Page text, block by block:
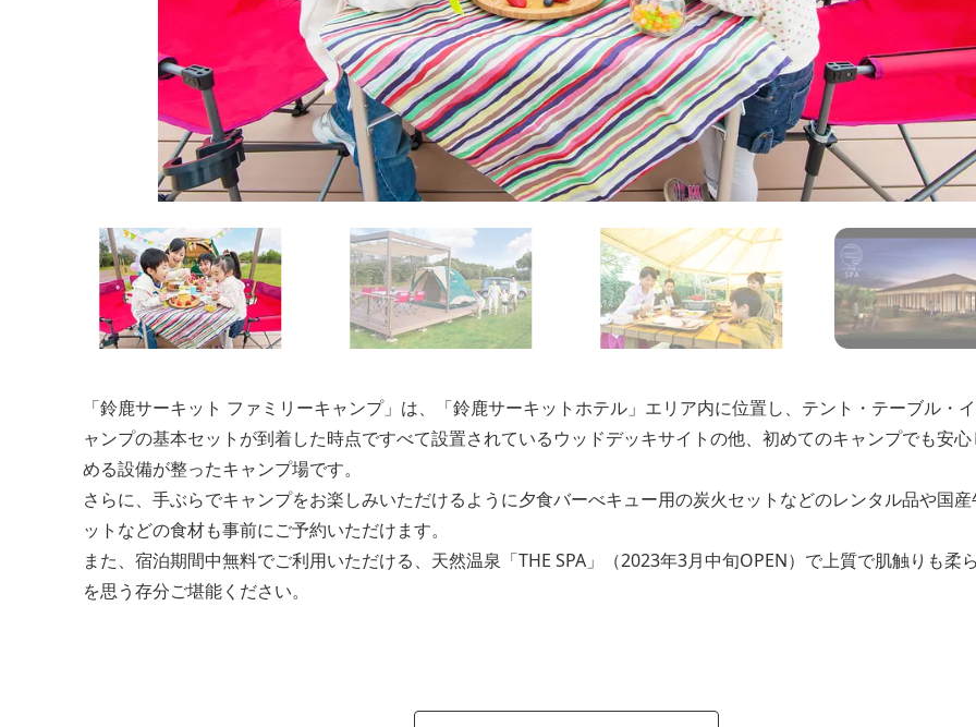
「鈴鹿サーキット ファミリーキャンプ」は、「鈴鹿サーキットホテル」エリア内に位置し、テント・テーブル・
ャンプの基本セットが到着した時点ですべて設置されているウッドデッキサイトの他、初めてのキャンプでも安
める設備が整ったキャンプ場です。
さらに、手ぶらでキャンプをお楽しみいただけるように夕食バーべキュー用の炭火セットなどのレンタル品や国
ットなどの食材も事前にご予約いただけます。
また、宿泊期間中無料でご利用いただける、天然温泉「THE SPA」（2023年3月中旬OPEN）で上質で肌触りも柔
を思う存分ご堪能ください。